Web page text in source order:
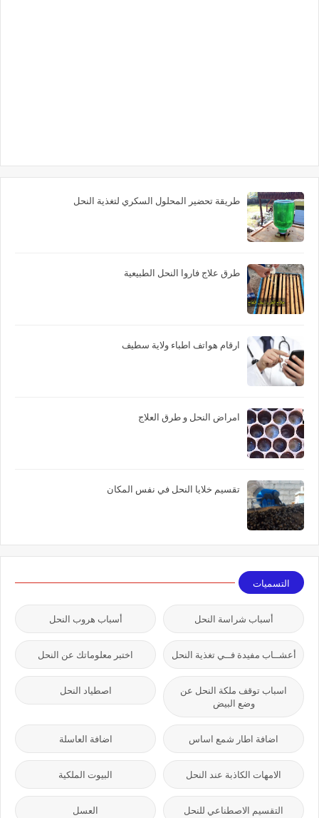
طريقة تحضير المحلول السكري لتغذية النحل
طرق علاج فاروا النحل الطبيعية
ارقام هواتف اطباء ولاية سطيف
امراض النحل و طرق العلاج
تقسيم خلايا النحل في نفس المكان
التسميات
أسباب شراسة النحل أسباب هروب النحل
أعشــاب مفيدة فــي تغذية النحل اختبر معلوماتك عن النحل
اسباب توقف ملكة النحل عن
وضع البيض
اصطياد النحل
اضافة اطار شمع اساس اضافة العاسلة
الامهات الكاذبة عند النحل البيوت الملكية
التقسيم الاصطناعي للنحل العسل